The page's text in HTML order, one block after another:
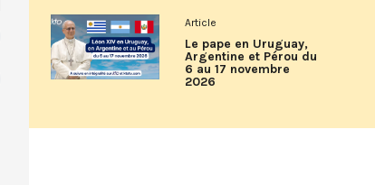
Article
Le pape en Uruguay,
Argentine et Pérou du
6 au 17 novembre
2026